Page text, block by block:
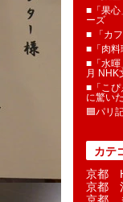
■「果心
ーズ
■ 「カ
■「肉料
■「水暉
月 NHK
■「こぴ
に驚いた
🟦パリ
カテ
京都
京都